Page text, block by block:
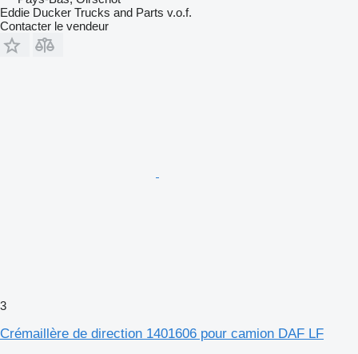
Eddie Ducker Trucks and Parts v.o.f.
Contacter le vendeur
3
Crémaillère de direction 1401606 pour camion DAF LF